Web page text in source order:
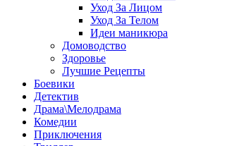
Уход За Лицом
Уход За Телом
Идеи маникюра
Домоводство
Здоровье
Лучшие Рецепты
Боевики
Детектив
Драма\Мелодрама
Комедии
Приключения